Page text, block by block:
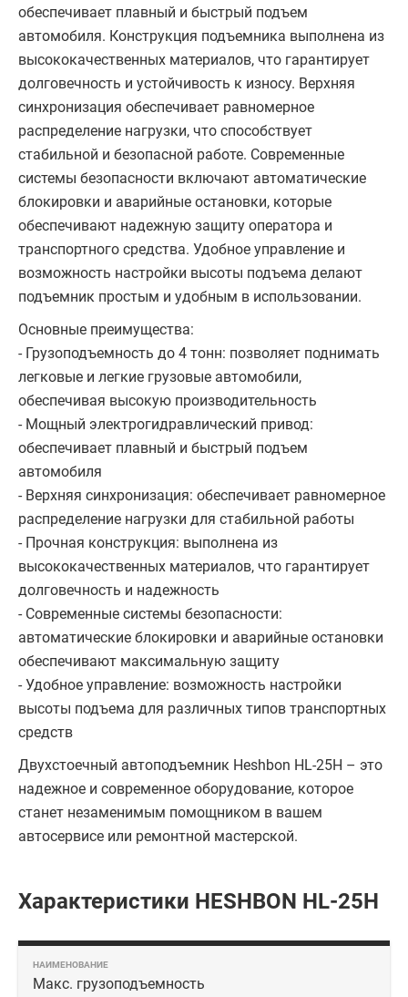
обеспечивает плавный и быстрый подъем
автомобиля. Конструкция подъемника выполнена из
высококачественных материалов, что гарантирует
долговечность и устойчивость к износу. Верхняя
синхронизация обеспечивает равномерное
распределение нагрузки, что способствует
стабильной и безопасной работе. Современные
системы безопасности включают автоматические
блокировки и аварийные остановки, которые
обеспечивают надежную защиту оператора и
транспортного средства. Удобное управление и
возможность настройки высоты подъема делают
подъемник простым и удобным в использовании.
Основные преимущества:
- Грузоподъемность до 4 тонн: позволяет поднимать
легковые и легкие грузовые автомобили,
обеспечивая высокую производительность
- Мощный электрогидравлический привод:
обеспечивает плавный и быстрый подъем
автомобиля
- Верхняя синхронизация: обеспечивает равномерное
распределение нагрузки для стабильной работы
- Прочная конструкция: выполнена из
высококачественных материалов, что гарантирует
долговечность и надежность
- Современные системы безопасности:
автоматические блокировки и аварийные остановки
обеспечивают максимальную защиту
- Удобное управление: возможность настройки
высоты подъема для различных типов транспортных
средств
Двухстоечный автоподъемник Heshbon HL-25H – это
надежное и современное оборудование, которое
станет незаменимым помощником в вашем
автосервисе или ремонтной мастерской.
Характеристики HESHBON HL-25H
Макс. грузоподъемность